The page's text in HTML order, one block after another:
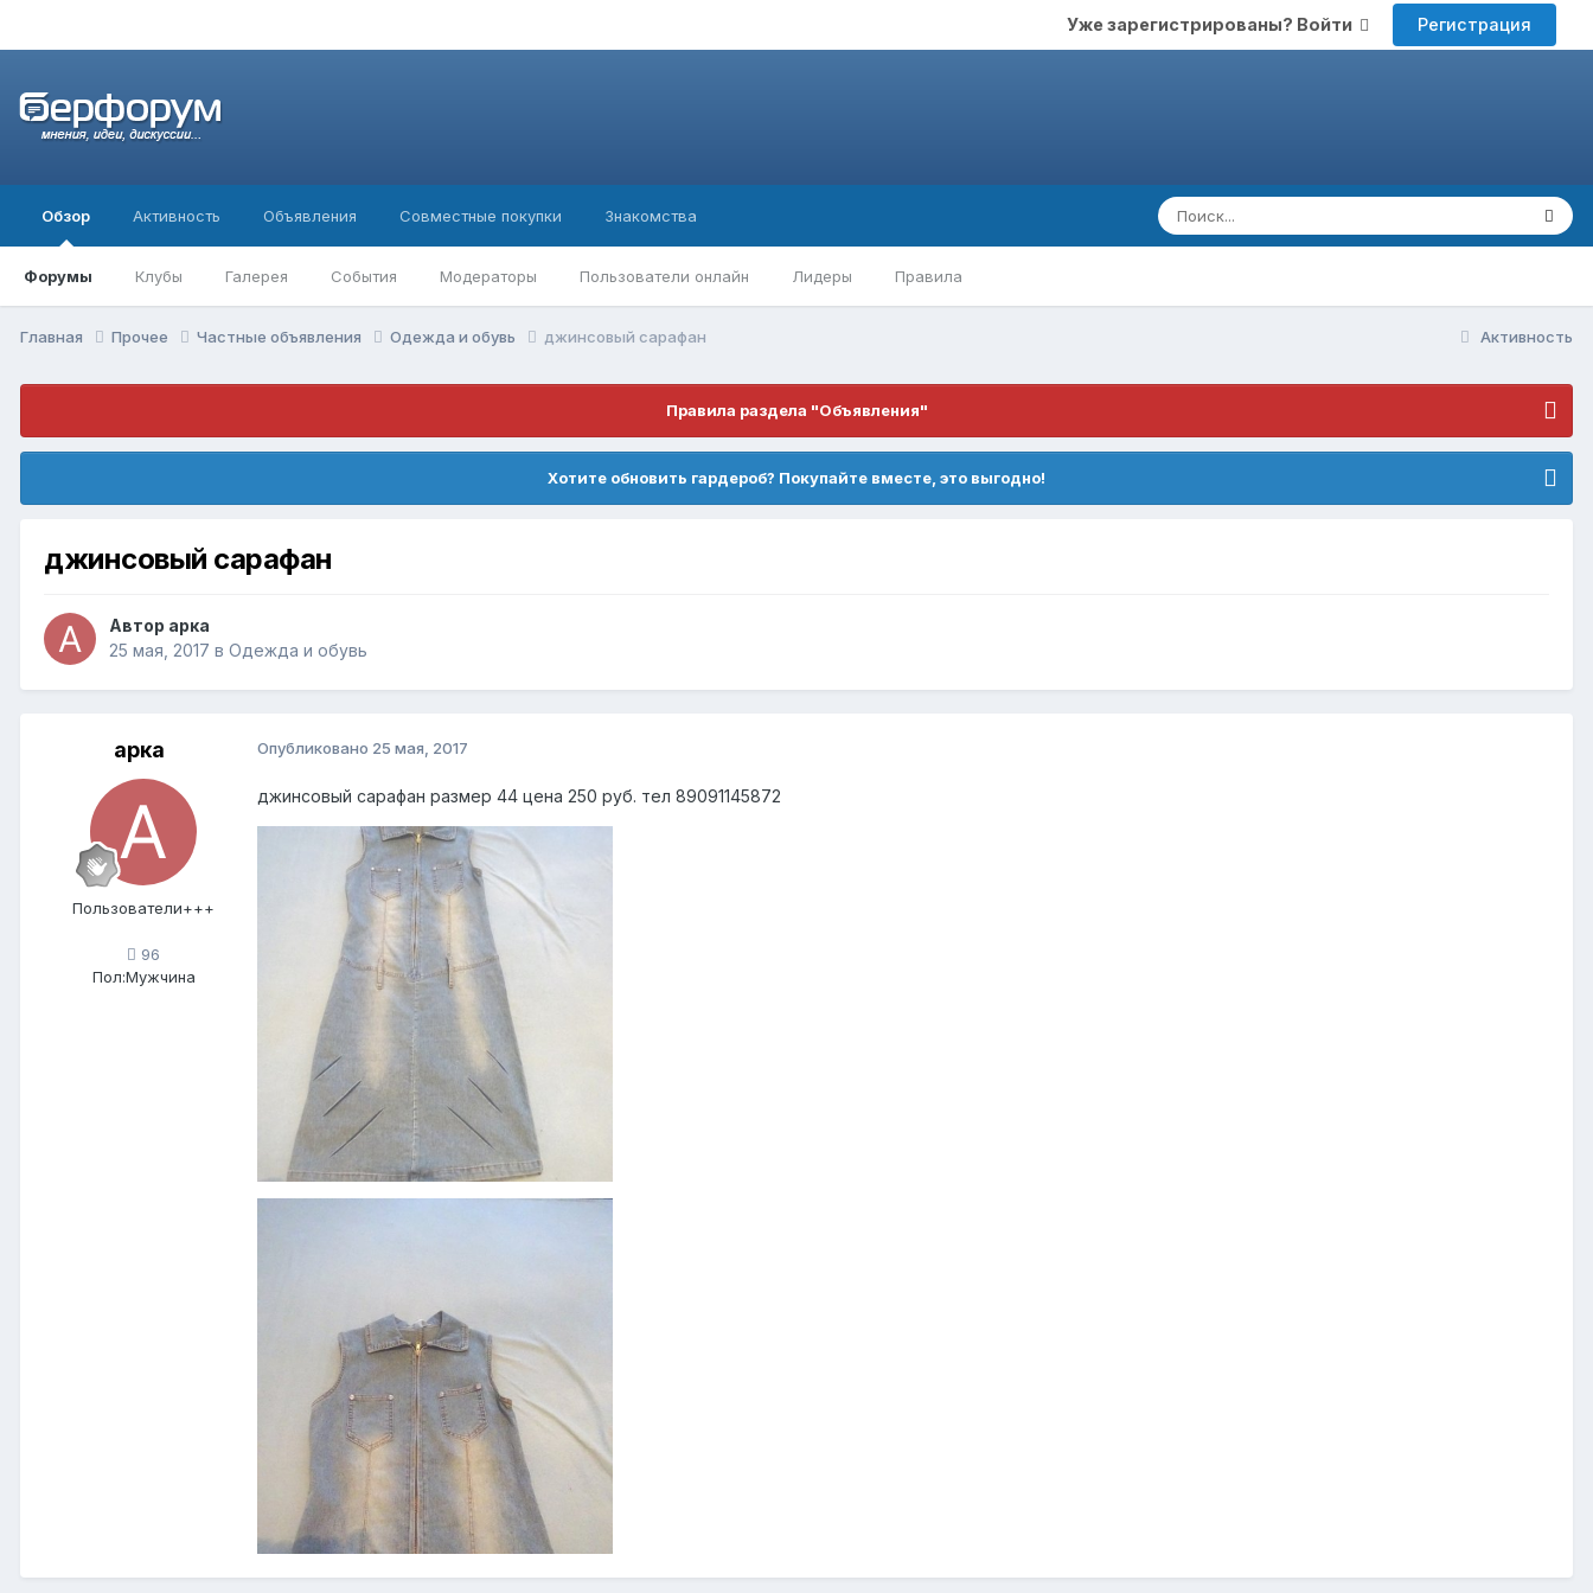
Уже зарегистрированы? Войти Регистрация
Обзор
Форумы Клубы Галерея События Модераторы Пользователи онлайн Лидеры Правила
Активность Объявления Совместные покупки Знакомства
Активность
Главная Прочее Частные объявления Одежда и обувь джинсовый сарафан
Правила раздела "Объявления"
Хотите обновить гардероб? Покупайте вместе, это выгодно!
джинсовый сарафан
Автор арка
25 мая, 2017 в Одежда и обувь
арка
Пользователи+++
96
Пол:Мужчина
Опубликовано 25 мая, 2017
джинсовый сарафан размер 44 цена 250 руб. тел 89091145872